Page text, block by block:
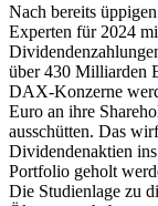
Nach bereits
Experten für 2024
über 430 Milliarden
DAX-Konzerne
Euro an ihre
ausschütten. Das
Dividendenaktien ins
Portfolio geholt
Die Studienlage zu